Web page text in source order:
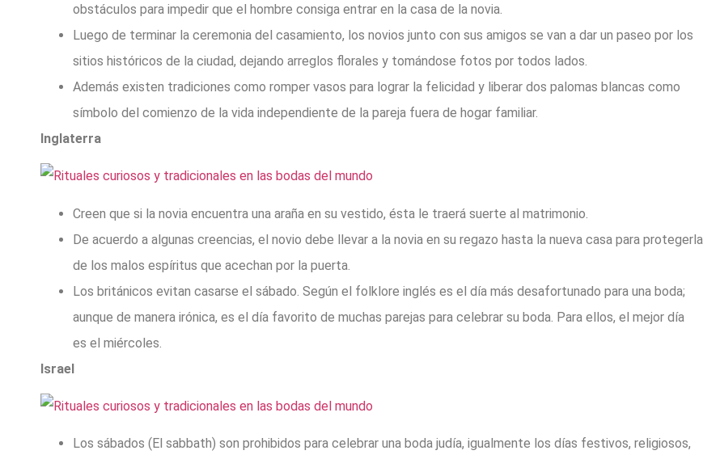
obstáculos para impedir que el hombre consiga entrar en la casa de la novia.
Luego de terminar la ceremonia del casamiento, los novios junto con sus amigos se van a dar un paseo por los
sitios históricos de la ciudad, dejando arreglos florales y tomándose fotos por todos lados.
Además existen tradiciones como romper vasos para lograr la felicidad y liberar dos palomas blancas como
símbolo del comienzo de la vida independiente de la pareja fuera de hogar familiar.
Inglaterra
Creen que si la novia encuentra una araña en su vestido, ésta le traerá suerte al matrimonio.
De acuerdo a algunas creencias, el novio debe llevar a la novia en su regazo hasta la nueva casa para protegerla
de los malos espíritus que acechan por la puerta.
Los británicos evitan casarse el sábado. Según el folklore inglés es el día más desafortunado para una boda;
aunque de manera irónica, es el día favorito de muchas parejas para celebrar su boda. Para ellos, el mejor día
es el miércoles.
Israel
Los sábados (El sabbath) son prohibidos para celebrar una boda judía, igualmente los días festivos, religiosos,